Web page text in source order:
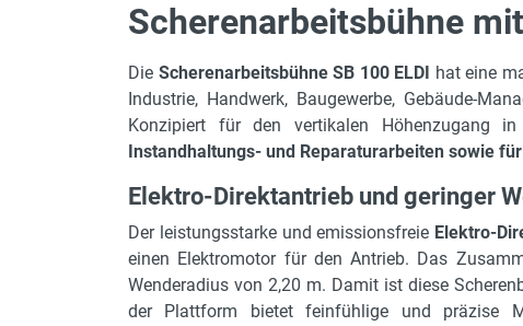
max. Arbeitshöhe
Gerätehöhe in m
Gerätelänge in m
Gerätebreite in m
max. Plattformhöhe
max. Tragkraft
Antrieb
max. zulässige Personen
Scherenarbeitsbühne
Die Scherenarbeitsbühne SB 100 ELDI hat eine
Industrie, Handwerk, Baugewerbe, Gebäude-
Konzipiert für den vertikalen Höhenzugang
Instandhaltungs- und Reparaturarbeiten sowie
Elektro-Direktantrieb und geringer
Der leistungsstarke und emissionsfreie Elektro-
einen Elektromotor für den Antrieb. Das
Wenderadius von 2,20 m. Damit ist diese
der Plattform bietet feinfühlige und präzise